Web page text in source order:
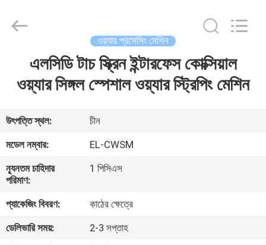
আমাদের
সম্পর্কে
কারখানা
ভ্রমণ
Industrial
ওয়্যার প্রসেসিং মেশিন
এলসিডি টাচ স্ক্রিন ইন্টারফেস কোক্সিয়াল
ওয়্যার সিঙ্গল স্পেশাল ওয়্যার স্ট্রিপিং মেশিন
উৎপত্তি স্থল:
চীন
মডেল নম্বার:
EL-CWSM
ন্যূনতম চাহিদার
পরিমাণ:
1 পিসিএস
প্যাকেজিং বিবরণ:
কাঠের ক্ষেত্রে
ডেলিভারি সময়:
2-3 সপ্তাহ